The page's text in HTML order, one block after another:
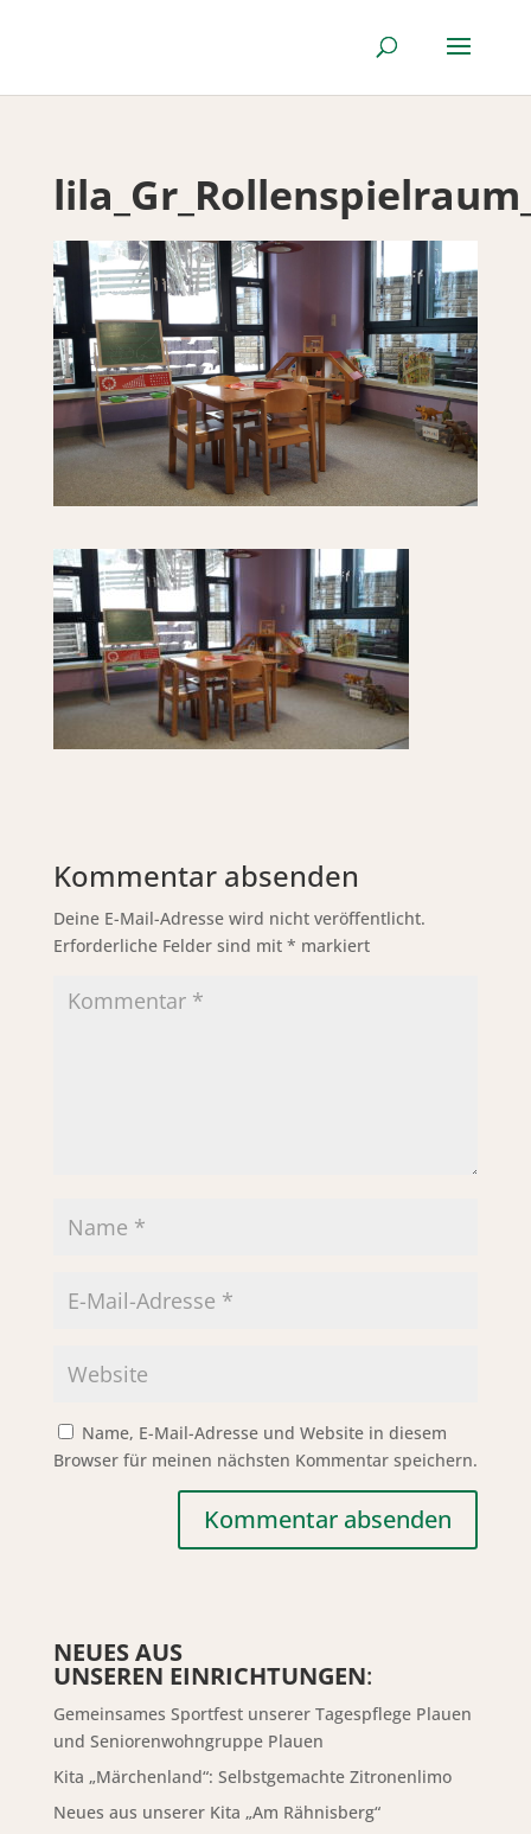
Kommentar absenden
Deine E-Mail-Adresse wird nicht veröffentlicht.
Erforderliche Felder sind mit * markiert
Name, E-Mail-Adresse und Website in diesem
Browser für meinen nächsten Kommentar speichern.
NEUES AUS
UNSEREN EINRICHTUNGEN:
Gemeinsames Sportfest unserer Tagespflege Plauen
und Seniorenwohngruppe Plauen
Kita „Märchenland“: Selbstgemachte Zitronenlimo
Neues aus unserer Kita „Am Rähnisberg“